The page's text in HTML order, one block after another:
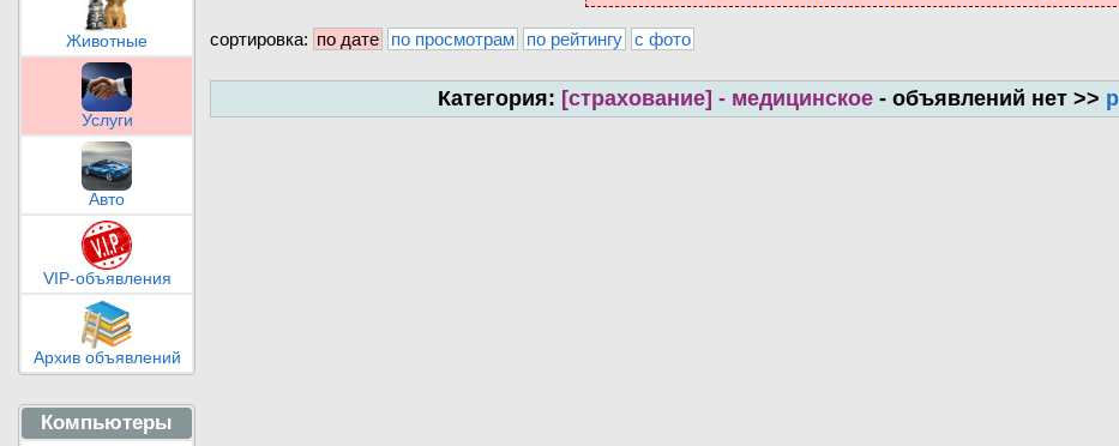
Животные
Услуги
Авто
VIP-объявления
Архив объявлений
Компьютеры
сортировка: по дате по просмотрам по рейтингу с фото
Категория: [страхование] - медицинское- объявлений нет >>